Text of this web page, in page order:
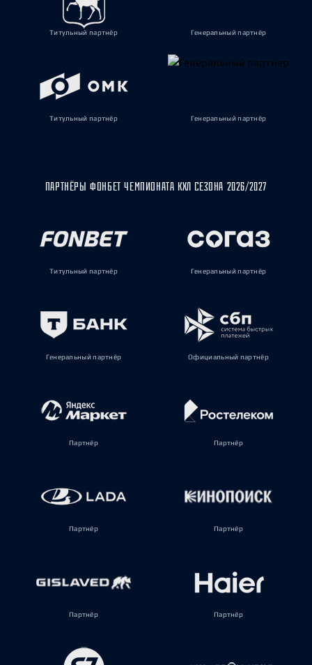
Титульный партнёр Генеральный партнёр
Титульный партнёр Генеральный партнёр
ПАРТНЁРЫ ФОНБЕТ ЧЕМПИОНАТА КХЛ СЕЗОНА 2026/2027
Титульный партнёр Генеральный партнёр
Генеральный партнёр Официальный партнёр
Партнёр Партнёр
Партнёр Партнёр
Партнёр Партнёр